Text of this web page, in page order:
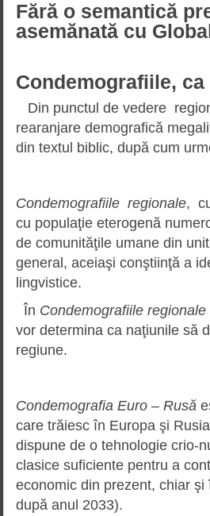
Fără o semantică
asemănată cu
Condemografiile,
Din punctul de vedere
rearanjare demografică
din textul biblic, după cum
Condemografiile regionale,
cu populaţie eterogenă
de comunităţile umane din
general, aceiaşi conştiinţă a
lingvistice.
În Condemografiile regionale
vor determina ca naţiunile să
regiune.
Condemografia Euro – Rusă
care trăiesc în Europa şi
dispune de o tehnologie crio-
clasice suficiente pentru a
economic din prezent, chiar
după anul 2033).